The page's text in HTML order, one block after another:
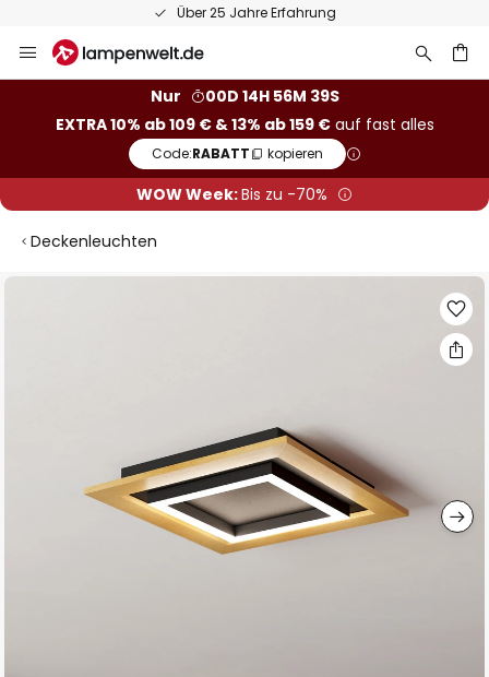
Über 25 Jahre Erfahrung
Inhalt
Nur
00D 14H 56M 39S
EXTRA 10% ab 109 € & 13% ab 159 €auf fast alles
Code:RABATT kopieren
WOW Week:Bis zu -70%
Deckenleuchten
Zum